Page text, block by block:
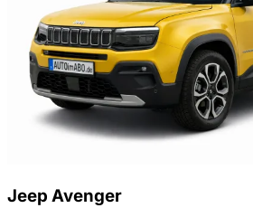
Jeep Avenger